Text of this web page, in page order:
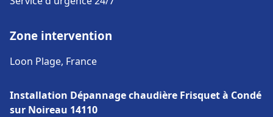
Zone intervention
Loon Plage, France
Installation Dépannage chaudière Frisquet à Condé
sur Noireau 14110